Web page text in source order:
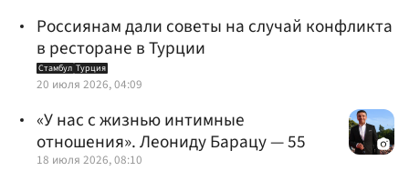
Россиянам дали советы на случай конфликта
в ресторане в Турции
Стамбул Турция
20 июля 2026, 04:09
«У нас с жизнью интимные
отношения». Леониду Барацу — 55
18 июля 2026, 08:10